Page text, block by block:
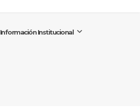
Información Institucional